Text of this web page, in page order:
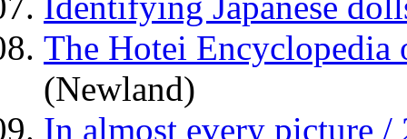
The Hotei Encyclopedia
(Newland)
In almost every picture /